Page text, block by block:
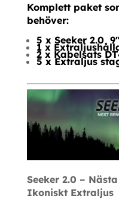
mängd
Komplett paket
behöver:
5 x Seeker 2.0
1 x
2 x Kabelsats
5 x Extraljus
Seeker 2.0 –
Ikoniskt Extraljus